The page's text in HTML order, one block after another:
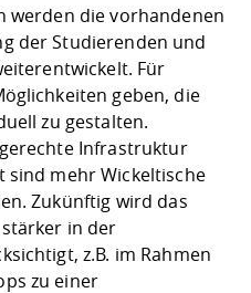
werden die vorhandenen
der Studierenden und
Für
geben, die
zu gestalten.
Infrastruktur
sind mehr Wickeltische
Zukünftig wird das
in der
z.B. im Rahmen
zu einer